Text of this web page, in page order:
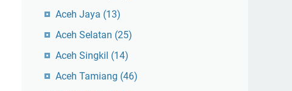
Aceh Jaya (13)
Aceh Selatan (25)
Aceh Singkil (14)
Aceh Tamiang (46)